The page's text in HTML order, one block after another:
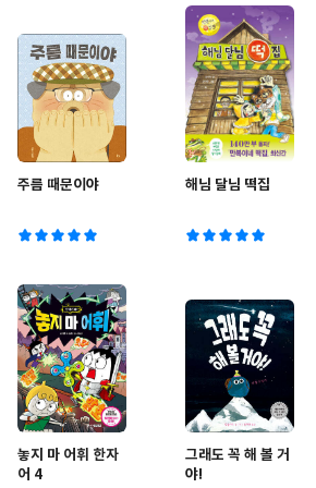
주름 때문이야 해님 달님 떡집
놓지 마 어휘 한자
어 4
그래도 꼭 해 볼 거
야!